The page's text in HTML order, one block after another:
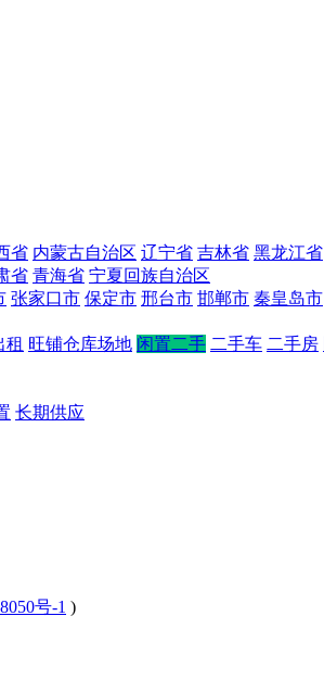
省 内蒙古自治区 辽宁省 吉林省 黑龙江省
省 青海省 宁夏回族自治区
张家口市 保定市 邢台市 邯郸市 秦皇岛市
租 旺铺仓库场地 闲置二手 二手车 二手房
长期供应
号-1 )